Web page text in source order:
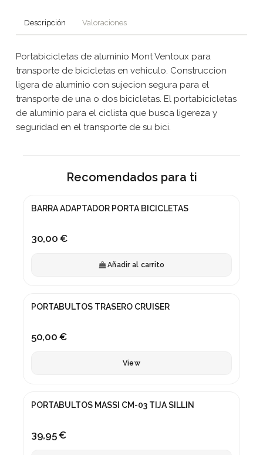
Descripción Valoraciones
Portabicicletas de aluminio Mont Ventoux para
transporte de bicicletas en vehiculo. Construccion
ligera de aluminio con sujecion segura para el
transporte de una o dos bicicletas. El portabicicletas
de aluminio para el ciclista que busca ligereza y
seguridad en el transporte de su bici.
Recomendados para ti
BARRA ADAPTADOR PORTA BICICLETAS
30,00 €
Añadir al carrito
PORTABULTOS TRASERO CRUISER
50,00 €
View
PORTABULTOS MASSI CM-03 TIJA SILLIN
39,95 €